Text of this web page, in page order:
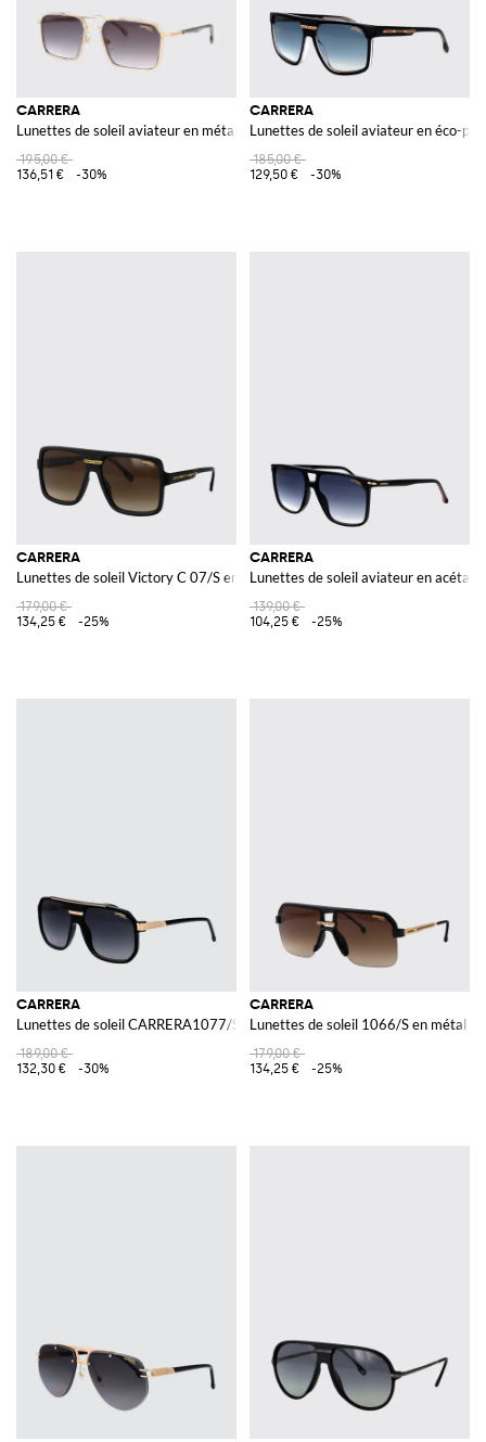
CARRERA
Lunettes de soleil aviateur en métal avec double pont
195,00 €
136,51 €
-30%
CARRERA
Lunettes de soleil aviateur en éco-
185,00 €
129,50 €
-30%
CARRERA
Lunettes de soleil Victory C 07/S en acétate
179,00 €
134,25 €
-25%
CARRERA
Lunettes de soleil aviateur en
139,00 €
104,25 €
-25%
CARRERA
Lunettes de soleil CARRERA1077/S en acétate
189,00 €
132,30 €
-30%
CARRERA
Lunettes de soleil 1066/S en métal
179,00 €
134,25 €
-25%